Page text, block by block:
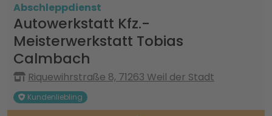
Abschleppdienst
Autowerkstatt Kfz.-
Meisterwerkstatt Tobias
Calmbach
Riquewihrstraße 8, 71263 Weil der Stadt
Kundenliebling